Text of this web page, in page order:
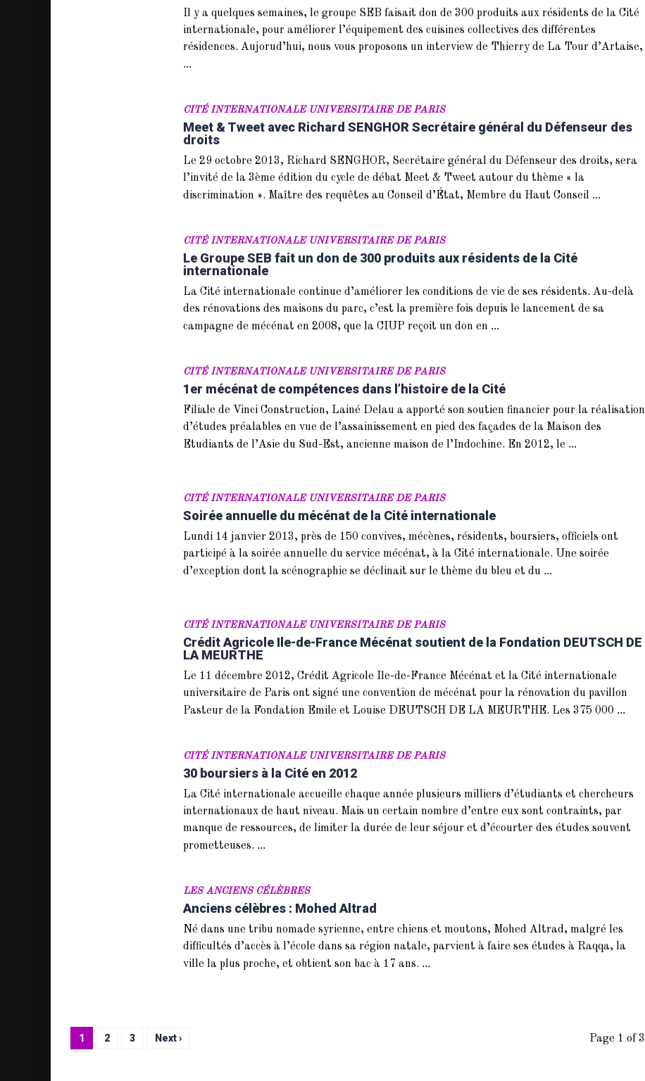
Il y a quelques semaines, le groupe SEB faisait don de 300 produits aux résidents de la Cité
internationale, pour améliorer l’équipement des cuisines collectives des différentes
résidences. Aujorud’hui, nous vous proposons un interview de Thierry de La Tour d’Artaise,
...
CITÉ INTERNATIONALE UNIVERSITAIRE DE PARIS
Meet & Tweet avec Richard SENGHOR Secrétaire général du Défenseur des
droits
Le 29 octobre 2013, Richard SENGHOR, Secrétaire général du Défenseur des droits, sera
l’invité de la 3ème édition du cycle de débat Meet & Tweet autour du thème « la
discrimination ». Maître des requêtes au Conseil d’État, Membre du Haut Conseil ...
CITÉ INTERNATIONALE UNIVERSITAIRE DE PARIS
Le Groupe SEB fait un don de 300 produits aux résidents de la Cité
internationale
La Cité internationale continue d’améliorer les conditions de vie de ses résidents. Au-delà
des rénovations des maisons du parc, c’est la première fois depuis le lancement de sa
campagne de mécénat en 2008, que la CIUP reçoit un don en ...
CITÉ INTERNATIONALE UNIVERSITAIRE DE PARIS
1er mécénat de compétences dans l’histoire de la Cité
Filiale de Vinci Construc­tion, Lainé Delau a apporté son soutien financier pour la réalisation
d’études préalables en vue de l’assainissement en pied des façades de la Maison des
Etudiants de l’Asie du Sud-Est, ancienne maison de l’Indochine. En 2012, le ...
CITÉ INTERNATIONALE UNIVERSITAIRE DE PARIS
Soirée annuelle du mécénat de la Cité internationale
Lundi 14 janvier 2013, près de 150 convives, mécènes, résidents, boursiers, officiels ont
participé à la soirée annuelle du service mécénat, à la Cité internationale. Une soirée
d’exception dont la scénographie se déclinait sur le thème du bleu et du ...
CITÉ INTERNATIONALE UNIVERSITAIRE DE PARIS
Crédit Agricole Ile-de-France Mécénat soutient de la Fondation DEUTSCH DE
LA MEURTHE
Le 11 décembre 2012, Crédit Agricole Ile-de-France Mécénat et la Cité internationale
universitaire de Paris ont signé une convention de mécénat pour la rénovation du pavillon
Pasteur de la Fondation Emile et Louise DEUTSCH DE LA MEURTHE. Les 375 000 ...
CITÉ INTERNATIONALE UNIVERSITAIRE DE PARIS
30 boursiers à la Cité en 2012
La Cité internationale accueille chaque année plusieurs milliers d’étudiants et chercheurs
internationaux de haut niveau. Mais un certain nombre d’entre eux sont contraints, par
manque de ressources, de limiter la durée de leur séjour et d’écourter des études souvent
prometteuses. ...
LES ANCIENS CÉLÈBRES
Anciens célèbres : Mohed Altrad
Né dans une tribu nomade syrienne, entre chiens et moutons, Mohed Altrad, malgré les
difficultés d’accès à l’école dans sa région natale, parvient à faire ses études à Raqqa, la
ville la plus proche, et obtient son bac à 17 ans. ...
1 2 3 Next › Page 1 of 3